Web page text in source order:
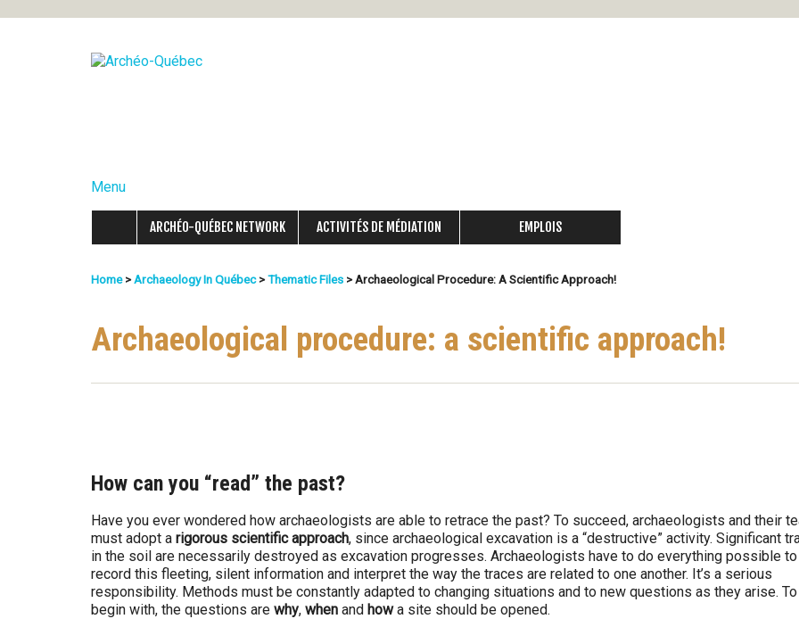
Skip
h
o
Q
u
e
c
Menu
ARCHÉO-QUÉBEC NETWORK ACTIVITÉS DE MÉDIATION EMPLOIS
Are
Here
Home>Archaeology In Québec>Thematic Files >Archaeological Procedure: A Scientific Approach!
Archaeological procedure: a scientific approach!
How can you “read” the past?
Have you ever wondered how archaeologists are able to retrace the past? To succeed, archaeologists and their
must adopt a rigorous scientific approach, since archaeological excavation is a “destructive” activity. Significant
in the soil are necessarily destroyed as excavation progresses. Archaeologists have to do everything possible to
record this fleeting, silent information and interpret the way the traces are related to one another. It’s a serious
responsibility. Methods must be constantly adapted to changing situations and to new questions as they arise. To
begin with, the questions are why, when and howa site should be opened.